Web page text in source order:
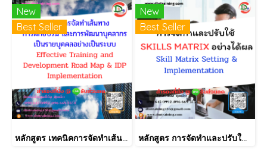
New
Best Seller
หลักสูตร เทคนิคการจัดทำเส้นทางการฝึกอบรม และการพัฒนาบุคลากร เป็นรายบุคคลอย่างเป็นระบบ Effective Training and Development Road Map & IDP Implementation
New
Best Seller
หลักสูตร การจัดทำและปรับใช้ SKILLS MATRIX อย่างได้ผล Skill Matrix Setting & Implementation